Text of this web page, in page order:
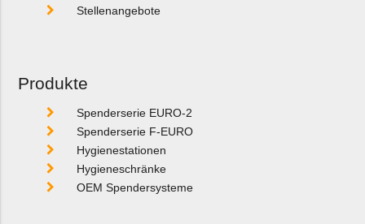
Stellenangebote
Produkte
Spenderserie EURO-2
Spenderserie F-EURO
Hygienestationen
Hygieneschränke
OEM Spendersysteme